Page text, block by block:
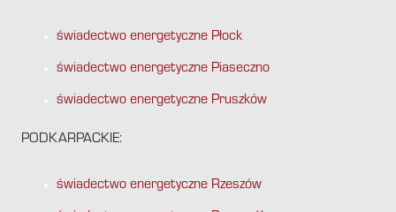
świadectwo energetyczne Płock
świadectwo energetyczne Piaseczno
świadectwo energetyczne Pruszków
PODKARPACKIE:
świadectwo energetyczne Rzeszów